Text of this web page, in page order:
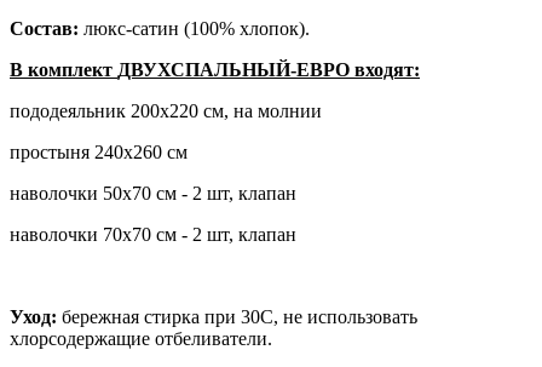
Состав: люкс-сатин (100% хлопок).
В комплект ДВУХСПАЛЬНЫЙ-ЕВРО входят:
пододеяльник 200х220 см, на молнии
простыня 240х260 см
наволочки 50х70 см - 2 шт, клапан
наволочки 70х70 см - 2 шт, клапан
Уход: бережная стирка при 30С, не использовать
хлорсодержащие отбеливатели.